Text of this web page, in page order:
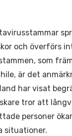
och överförs
som
är det
har visat
tror att
personer
situationer.